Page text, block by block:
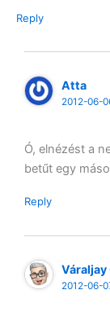
Reply
Atta
2012-06-
Ó, elnézést a
betűt egy
Reply
Váraljay
2012-06-